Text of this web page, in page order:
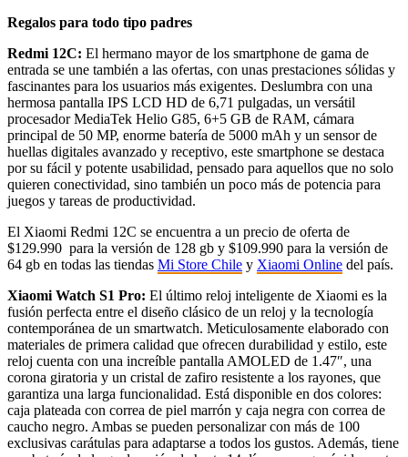
Regalos para todo tipo padres
Redmi 12C: El hermano mayor de los smartphone de gama de
entrada se une también a las ofertas, con unas prestaciones sólidas y
fascinantes para los usuarios más exigentes. Deslumbra con una
hermosa pantalla IPS LCD HD de 6,71 pulgadas, un versátil
procesador MediaTek Helio G85, 6+5 GB de RAM, cámara
principal de 50 MP, enorme batería de 5000 mAh y un sensor de
huellas digitales avanzado y receptivo, este smartphone se destaca
por su fácil y potente usabilidad, pensado para aquellos que no solo
quieren conectividad, sino también un poco más de potencia para
juegos y tareas de productividad.
El Xiaomi Redmi 12C se encuentra a un precio de oferta de
$129.990 para la versión de 128 gb y $109.990 para la versión de
64 gb en todas las tiendas Mi Store Chile y Xiaomi Online del país.
Xiaomi Watch S1 Pro: El último reloj inteligente de Xiaomi es la
fusión perfecta entre el diseño clásico de un reloj y la tecnología
contemporánea de un smartwatch. Meticulosamente elaborado con
materiales de primera calidad que ofrecen durabilidad y estilo, este
reloj cuenta con una increíble pantalla AMOLED de 1.47″, una
corona giratoria y un cristal de zafiro resistente a los rayones, que
garantiza una larga funcionalidad. Está disponible en dos colores:
caja plateada con correa de piel marrón y caja negra con correa de
caucho negro. Ambas se pueden personalizar con más de 100
exclusivas carátulas para adaptarse a todos los gustos. Además, tiene